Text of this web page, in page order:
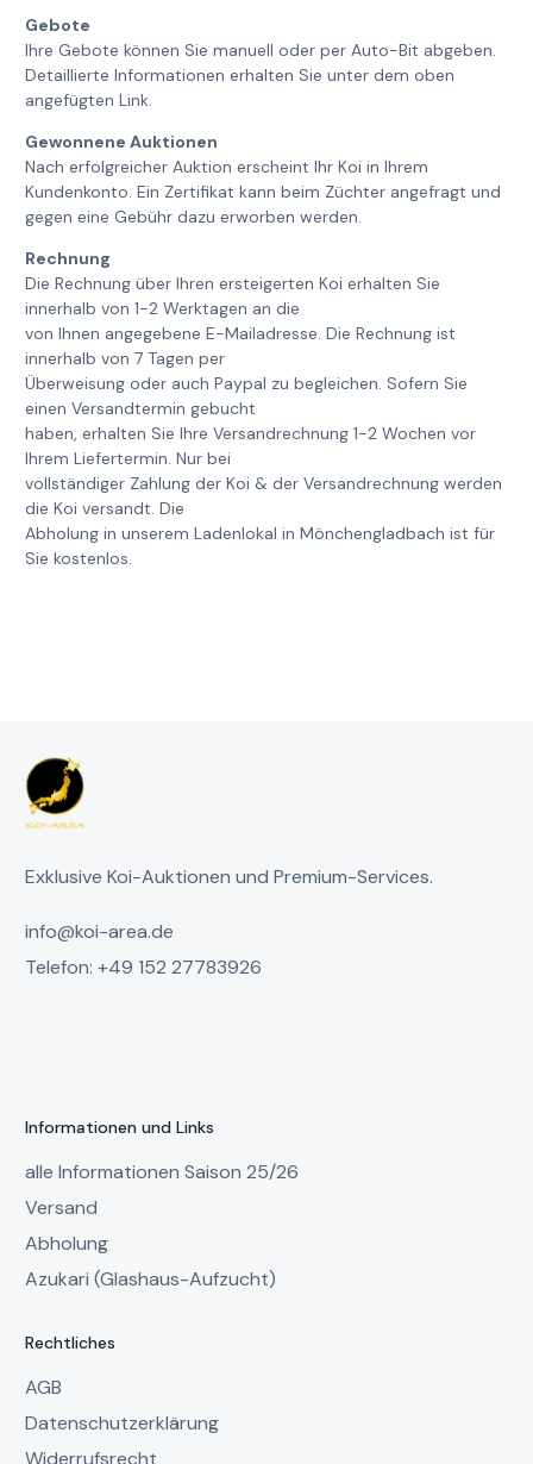
Gebote
Ihre Gebote können Sie manuell oder per Auto-Bit abgeben.
Detaillierte Informationen erhalten Sie unter dem oben
angefügten Link.
Gewonnene Auktionen
Nach erfolgreicher Auktion erscheint Ihr Koi in Ihrem
Kundenkonto. Ein Zertifikat kann beim Züchter angefragt und
gegen eine Gebühr dazu erworben werden.
Rechnung
Die Rechnung über Ihren ersteigerten Koi erhalten Sie
innerhalb von 1-2 Werktagen an die
von Ihnen angegebene E-Mailadresse. Die Rechnung ist
innerhalb von 7 Tagen per
Überweisung oder auch Paypal zu begleichen. Sofern Sie
einen Versandtermin gebucht
haben, erhalten Sie Ihre Versandrechnung 1-2 Wochen vor
Ihrem Liefertermin. Nur bei
vollständiger Zahlung der Koi & der Versandrechnung werden
die Koi versandt. Die
Abholung in unserem Ladenlokal in Mönchengladbach ist für
Sie kostenlos.
Exklusive Koi-Auktionen und Premium-Services.
info@koi-area.de
Telefon: +49 152 27783926
Informationen und Links
alle Informationen Saison 25/26
Versand
Abholung
Azukari (Glashaus-Aufzucht)
Rechtliches
AGB
Datenschutzerklärung